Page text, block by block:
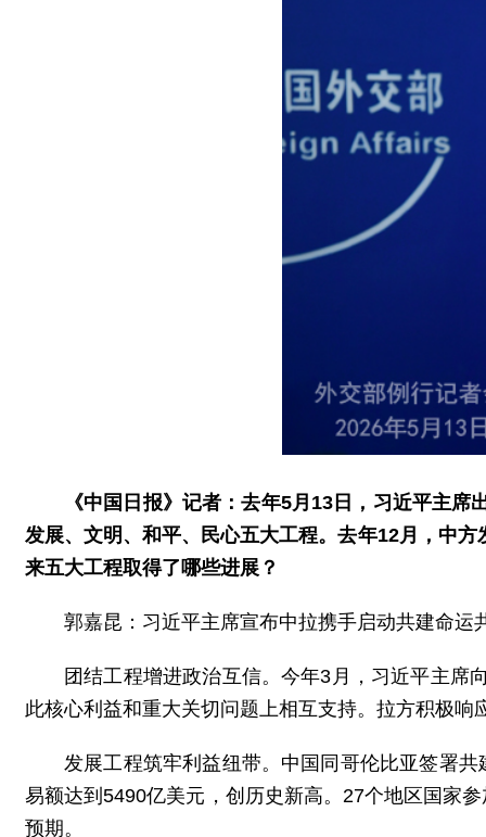
《中国日报》记者：去年5月13日，习近平主
发展、文明、和平、民心五大工程。去年12月，中
来五大工程取得了哪些进展？
郭嘉昆：习近平主席宣布中拉携手启动共建命
团结工程增进政治互信。今年3月，习近平主席
此核心利益和重大关切问题上相互支持。拉方积极
发展工程筑牢利益纽带。中国同哥伦比亚签署
易额达到5490亿美元，创历史新高。27个地区国家
预期。